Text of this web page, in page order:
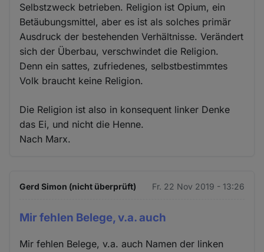
Selbstzweck betrieben. Religion ist Opium, ein
Betäubungsmittel, aber es ist als solches primär
Ausdruck der bestehenden Verhältnisse. Verändert
sich der Überbau, verschwindet die Religion.
Denn ein sattes, zufriedenes, selbstbestimmtes
Volk braucht keine Religion.
Die Religion ist also in konsequent linker Denke
das Ei, und nicht die Henne.
Nach Marx.
Gerd Simon (nicht überprüft) Fr. 22 Nov 2019 - 13:26
Mir fehlen Belege, v.a. auch
Mir fehlen Belege, v.a. auch Namen der linken